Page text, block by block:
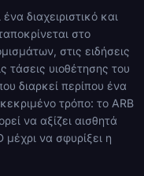
διαχειριστικό και
στο
στις ειδήσεις
τάσεις υιοθέτησης του
διαρκεί περίπου ένα
τρόπο: το ARB
να αξίζει αισθητά
μέχρι να σφυρίξει η